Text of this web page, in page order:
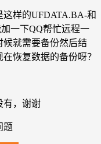
样的UFDATA.BA-和
一下QQ帮忙远程一
就需要备份然后结
恢复数据的备份呀？
有，谢谢
题